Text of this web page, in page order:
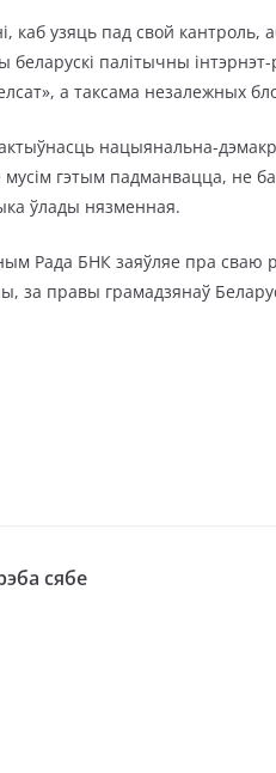
каб узяць пад свой
палітычны
а таксама незалежных
нацыянальна-
мусім гэтым падманвацца, не
ўлады нязменная.
Рада БНК заяўляе пра сваю
за правы грамадзянаў
сябе